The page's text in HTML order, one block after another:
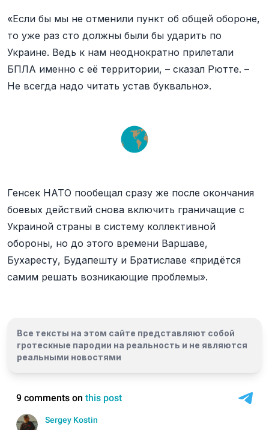
«Если бы мы не отменили пункт об общей обороне,
то уже раз сто должны были бы ударить по
Украине. Ведь к нам неоднократно прилетали
БПЛА именно с её территории, – сказал Рютте. –
Не всегда надо читать устав буквально».
Генсек НАТО пообещал сразу же после окончания
боевых действий снова включить граничащие с
Украиной страны в систему коллективной
обороны, но до этого времени Варшаве,
Бухаресту, Будапешту и Братиславе «придётся
самим решать возникающие проблемы».
Все тексты на этом сайте представляют собой
гротескные пародии на реальность и не являются
реальными новостями